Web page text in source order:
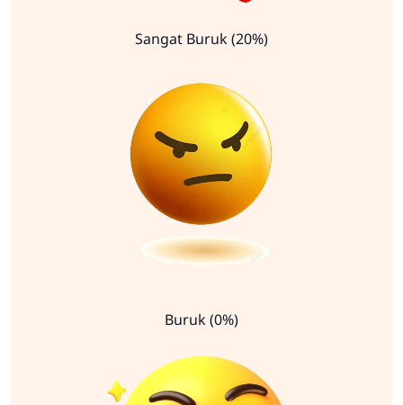
Sangat Buruk (20%)
Buruk (0%)